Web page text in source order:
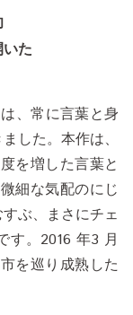
た
、常に言葉と身
した。本作は、
を増した言葉と
細な気配のにじ
ぶ、まさにチェ
す。2016 年3 月
を巡り成熟した